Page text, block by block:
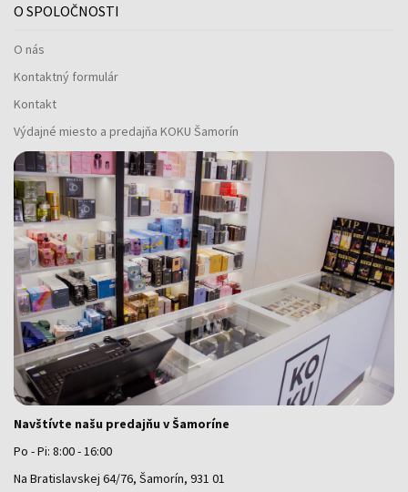
O SPOLOČNOSTI
O nás
Kontaktný formulár
Kontakt
Výdajné miesto a predajňa KOKU Šamorín
Navštívte našu predajňu v Šamoríne
Po - Pi: 8:00 - 16:00
Na Bratislavskej 64/76, Šamorín, 931 01